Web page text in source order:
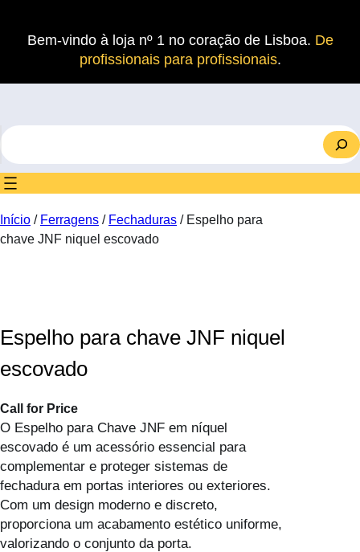
Bem-vindo à loja nº 1 no coração de Lisboa. De
profissionais para profissionais.
S
e
a
r
h
Início / Ferragens / Fechaduras / Espelho para
chave JNF niquel escovado
Espelho para chave JNF niquel
escovado
Call for Price
O Espelho para Chave JNF em níquel
escovado é um acessório essencial para
complementar e proteger sistemas de
fechadura em portas interiores ou exteriores.
Com um design moderno e discreto,
proporciona um acabamento estético uniforme,
valorizando o conjunto da porta.